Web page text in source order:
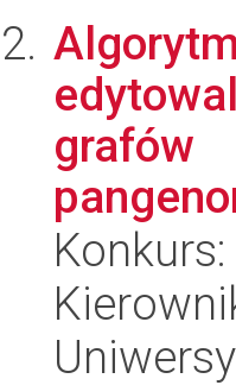
grafów
Konkurs: